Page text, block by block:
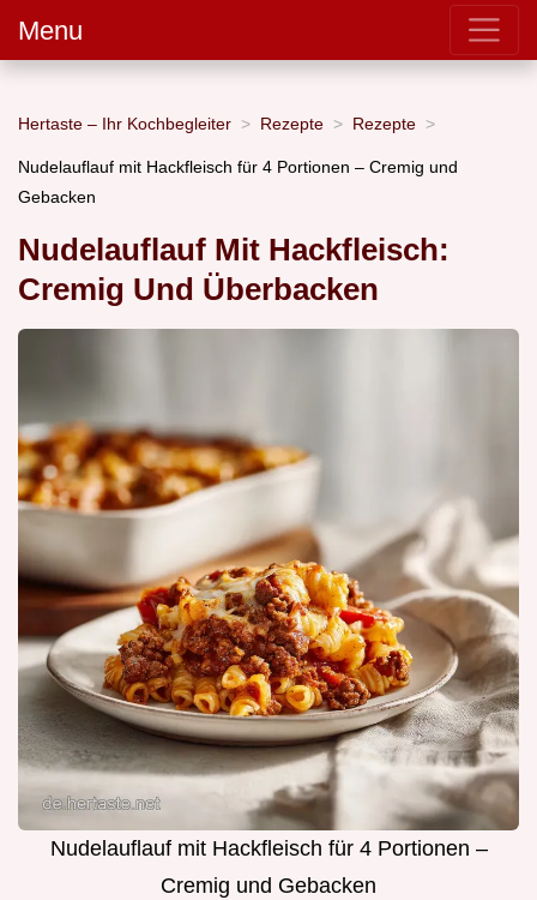
Menu
Hertaste – Ihr Kochbegleiter Rezepte Rezepte
Nudelauflauf mit Hackfleisch für 4 Portionen – Cremig und
Gebacken
Nudelauflauf Mit Hackfleisch:
Cremig Und Überbacken
Nudelauflauf mit Hackfleisch für 4 Portionen –
Cremig und Gebacken